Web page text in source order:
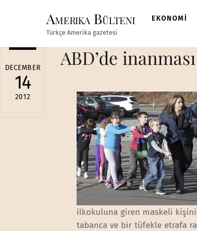
Amerika Bülteni
Türkçe Amerika gazetesi
EKONOMİ
DECEMBER
14
2012
ABD’de
ilkokuluna giren maskeli
tabanca ve bir tüfekle etrafa